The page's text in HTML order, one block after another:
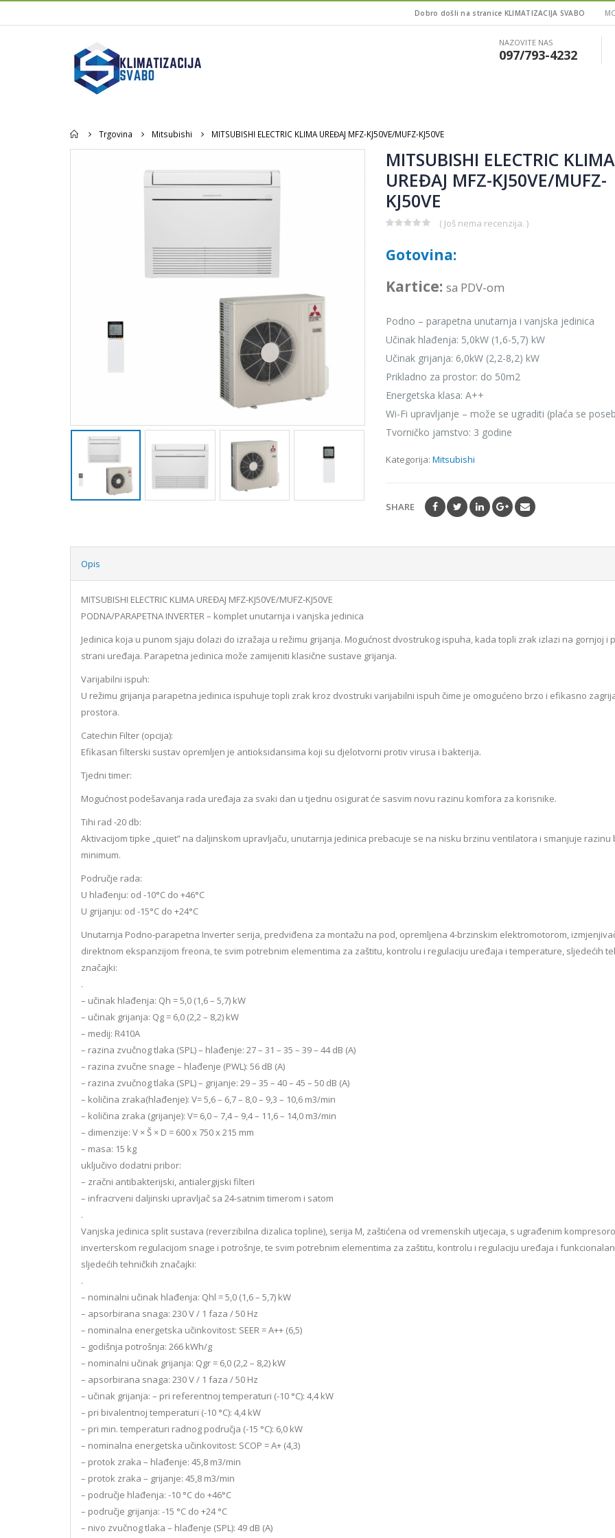
Dobro došli na stranice KLIMATIZACIJA SVABO
NAZOVITE NAS
097/793-4232
Home
Trgovina Mitsubishi MITSUBISHI ELECTRIC KLIMA UREĐAJ MFZ-KJ50VE/MUFZ-KJ50VE
MITSUBISHI ELECTRIC KLIMA
UREĐAJ MFZ-KJ50VE/MUFZ-
KJ50VE
of
5
( Još nema recenzija. )
Gotovina:
Kartice: sa PDV-om
Podno – parapetna unutarnja i vanjska jedinica
Učinak hlađenja: 5,0kW (1,6-5,7) kW
Učinak grijanja: 6,0kW (2,2-8,2) kW
Prikladno za prostor: do 50m2
Energetska klasa: A++
Wi-Fi upravljanje – može se ugraditi (plaća se
Tvorničko jamstvo: 3 godine
Kategorija: Mitsubishi
SHARE
Opis
MITSUBISHI ELECTRIC KLIMA UREĐAJ MFZ-KJ50VE/MUFZ-KJ50VE
PODNA/PARAPETNA INVERTER – komplet unutarnja i vanjska jedinica
Jedinica koja u punom sjaju dolazi do izražaja u režimu grijanja. Mogućnost dvostrukog ispuha, kada topli zrak izlazi na gornjoj i
strani uređaja. Parapetna jedinica može zamijeniti klasične sustave grijanja.
Varijabilni ispuh:
U režimu grijanja parapetna jedinica ispuhuje topli zrak kroz dvostruki varijabilni ispuh čime je omogućeno brzo i efikasno
prostora.
Catechin Filter (opcija):
Efikasan filterski sustav opremljen je antioksidansima koji su djelotvorni protiv virusa i bakterija.
Tjedni timer:
Mogućnost podešavanja rada uređaja za svaki dan u tjednu osigurat će sasvim novu razinu komfora za korisnike.
Tihi rad -20 db:
Aktivacijom tipke „quiet” na daljinskom upravljaču, unutarnja jedinica prebacuje se na nisku brzinu ventilatora i smanjuje razinu
minimum.
Područje rada:
U hlađenju: od -10°C do +46°C
U grijanju: od -15°C do +24°C
Unutarnja Podno-parapetna Inverter serija, predviđena za montažu na pod, opremljena 4-brzinskim elektromotorom,
direktnom ekspanzijom freona, te svim potrebnim elementima za zaštitu, kontrolu i regulaciju uređaja i temperature, sljedećih
značajki:
.
– učinak hlađenja: Qh = 5,0 (1,6 – 5,7) kW
– učinak grijanja: Qg = 6,0 (2,2 – 8,2) kW
– medij: R410A
– razina zvučnog tlaka (SPL) – hlađenje: 27 – 31 – 35 – 39 – 44 dB (A)
– razina zvučne snage – hlađenje (PWL): 56 dB (A)
– razina zvučnog tlaka (SPL) – grijanje: 29 – 35 – 40 – 45 – 50 dB (A)
– količina zraka(hlađenje): V= 5,6 – 6,7 – 8,0 – 9,3 – 10,6 m3/min
– količina zraka (grijanje): V= 6,0 – 7,4 – 9,4 – 11,6 – 14,0 m3/min
– dimenzije: V × Š × D = 600 x 750 x 215 mm
– masa: 15 kg
uključivo dodatni pribor:
– zračni antibakterijski, antialergijski filteri
– infracrveni daljinski upravljač sa 24-satnim timerom i satom
.
Vanjska jedinica split sustava (reverzibilna dizalica topline), serija M, zaštićena od vremenskih utjecaja, s ugrađenim
inverterskom regulacijom snage i potrošnje, te svim potrebnim elementima za zaštitu, kontrolu i regulaciju uređaja i
sljedećih tehničkih značajki:
.
– nominalni učinak hlađenja: Qhl = 5,0 (1,6 – 5,7) kW
– apsorbirana snaga: 230 V / 1 faza / 50 Hz
– nominalna energetska učinkovitost: SEER = A++ (6,5)
– godišnja potrošnja: 266 kWh/g
– nominalni učinak grijanja: Qgr = 6,0 (2,2 – 8,2) kW
– apsorbirana snaga: 230 V / 1 faza / 50 Hz
– učinak grijanja: – pri referentnoj temperaturi (-10 °C): 4,4 kW
– pri bivalentnoj temperaturi (-10 °C): 4,4 kW
– pri min. temperaturi radnog područja (-15 °C): 6,0 kW
– nominalna energetska učinkovitost: SCOP = A+ (4,3)
– protok zraka – hlađenje: 45,8 m3/min
– protok zraka – grijanje: 45,8 m3/min
– područje hlađenja: -10 °C do +46°C
– područje grijanja: -15 °C do +24 °C
– nivo zvučnog tlaka – hlađenje (SPL): 49 dB (A)